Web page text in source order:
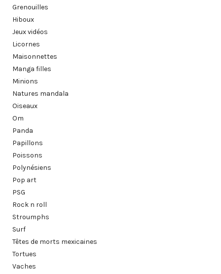
Grenouilles
Hiboux
Jeux vidéos
Licornes
Maisonnettes
Manga filles
Minions
Natures mandala
Oiseaux
Om
Panda
Papillons
Poissons
Polynésiens
Pop art
PSG
Rock n roll
Stroumphs
Surf
Têtes de morts mexicaines
Tortues
Vaches